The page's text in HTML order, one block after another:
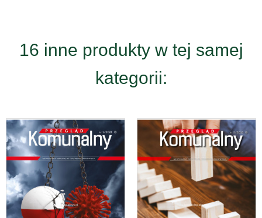
16 inne produkty w tej samej
kategorii: